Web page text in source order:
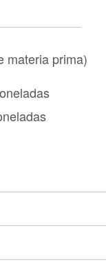
materia prima)